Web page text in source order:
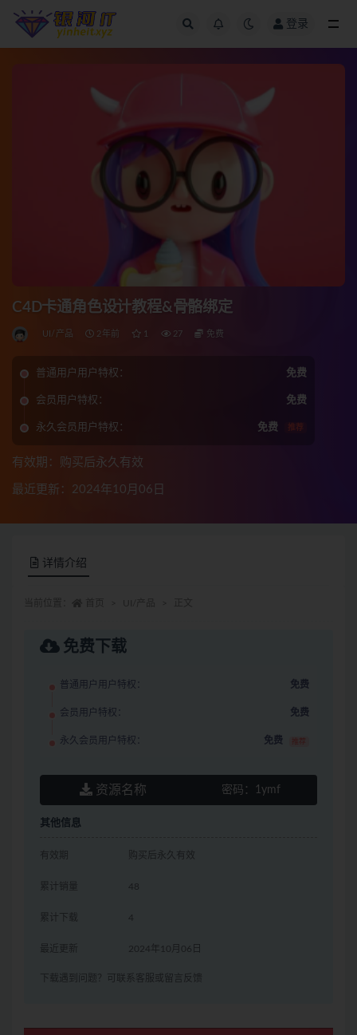
登录
C4D卡通角色设计教程&骨骼绑定
UI/产品 2年前 1 27 免费
普通用户用户特权： 免费
会员用户特权： 免费
永久会员用户特权： 免费 推荐
有效期：购买后永久有效
最近更新：2024年10月06日
详情介绍
免费下载
普通用户用户特权： 免费
会员用户特权： 免费
永久会员用户特权： 免费 推荐
资源名称 密码： 1ymf
其他信息
有效期 购买后永久有效
累计销量 48
累计下载 4
最近更新 2024年10月06日
下载遇到问题？可联系客服或留言反馈